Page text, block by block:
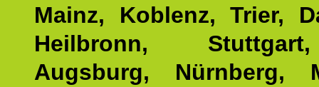
Mainz, Koblenz, Trier,
Heilbronn,
Augsburg, Nürnberg,